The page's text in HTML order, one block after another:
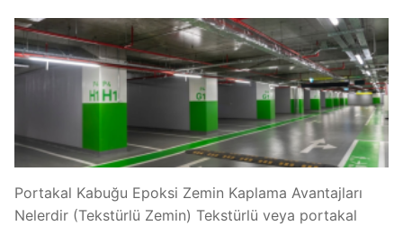
Portakal Kabuğu Epoksi Zemin Kaplama Avantajları
Nelerdir (Tekstürlü Zemin) Tekstürlü veya portakal